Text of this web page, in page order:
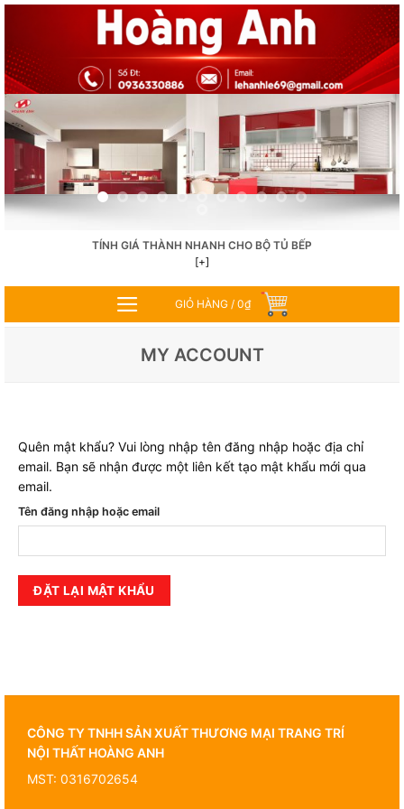
content
TÍNH GIÁ THÀNH NHANH CHO BỘ TỦ BẾP
[+]
GIỎ HÀNG / 0₫
MY ACCOUNT
Quên mật khẩu? Vui lòng nhập tên đăng nhập hoặc địa chỉ
email. Bạn sẽ nhận được một liên kết tạo mật khẩu mới qua
email.
Tên đăng nhập hoặc email
ĐẶT LẠI MẬT KHẨU
CÔNG TY TNHH SẢN XUẤT THƯƠNG MẠI TRANG TRÍ
NỘI THẤT HOÀNG ANH
MST: 0316702654